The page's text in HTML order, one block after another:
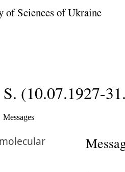
of Sciences of Ukraine
(10.07.1927-
Messages